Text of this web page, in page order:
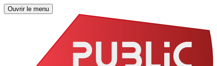
Ouvrir le menu